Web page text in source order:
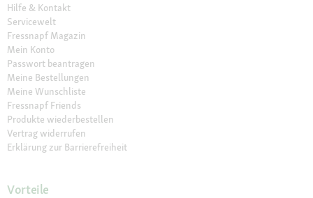
Hilfe & Kontakt
Servicewelt
Fressnapf Magazin
Mein Konto
Passwort beantragen
Meine Bestellungen
Meine Wunschliste
Fressnapf Friends
Produkte wiederbestellen
Vertrag widerrufen
Erklärung zur Barrierefreiheit
Vorteile